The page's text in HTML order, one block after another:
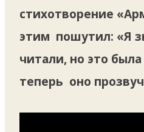
стихотворение
этим пошутил: «Я
читали, но это
теперь оно